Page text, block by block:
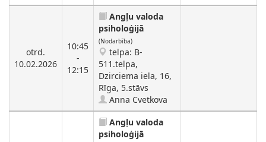
otrd.
10.02.2026
10:45
-
12:15
Angļu valoda
psiholoģijā
(Nodarbība)
telpa: B-
511.telpa,
Dzirciema iela, 16,
Rīga, 5.stāvs
Anna Cvetkova
Angļu valoda
psiholoģijā